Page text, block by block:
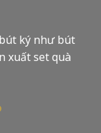
ký như bút
xuất set quà